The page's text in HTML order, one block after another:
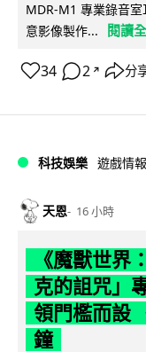
MDR-M1 專業錄音
意影像製作...
閱讀
34 2 ↗ 分
科技娛樂 遊戲情報
天恩 16 小時
《魔獸世界
克的詛咒」
領門檻而設
鐘